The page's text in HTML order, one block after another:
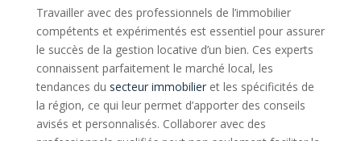
Travailler avec des professionnels de l’immobilier
compétents et expérimentés est essentiel pour assurer
le succès de la gestion locative d’un bien. Ces experts
connaissent parfaitement le marché local, les
tendances du secteur immobilieret les spécificités de
la région, ce qui leur permet d’apporter des conseils
avisés et personnalisés. Collaborer avec des